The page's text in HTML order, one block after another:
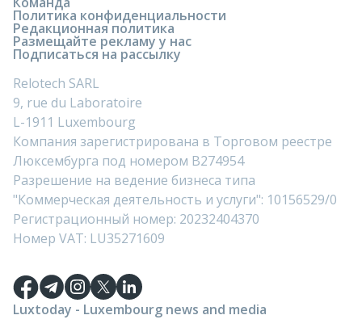
Политика конфиденциальности
Редакционная политика
Размещайте рекламу у нас
Подписаться на рассылку
Relotech SARL
9, rue du Laboratoire
L-1911 Luxembourg
Компания зарегистрирована в Торговом реестре
Люксембурга под номером B274954
Разрешение на ведение бизнеса типа
"Коммерческая деятельность и услуги": 10156529/0
Регистрационный номер: 20232404370
Номер VAT: LU35271609
Luxtoday - Luxembourg news and media